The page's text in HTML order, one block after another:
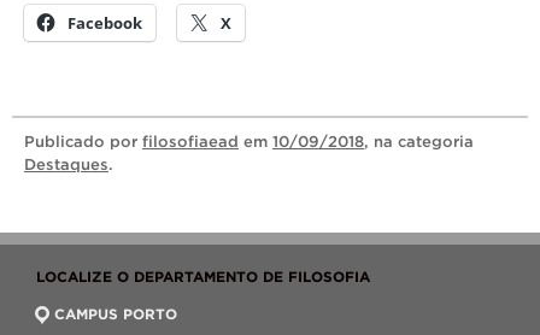
Facebook X
Publicado por filosofiaead em 10/09/2018, na categoria
Destaques.
LOCALIZE O DEPARTAMENTO DE FILOSOFIA
CAMPUS PORTO